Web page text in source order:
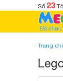
Số 23
Trang